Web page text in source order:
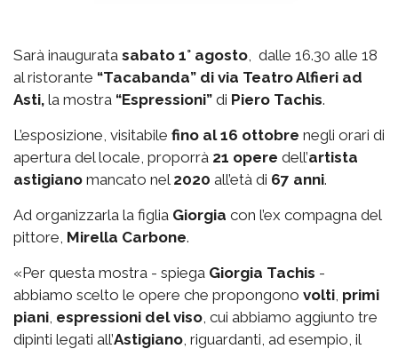
Sarà inaugurata sabato 1° agosto , dalle 16.30 alle 18
al ristorante “Tacabanda” di via Teatro Alfieri ad
Asti, la mostra “Espressioni” di Piero Tachis.
L’esposizione, visitabile fino al 16 ottobre negli orari di
apertura del locale, proporrà 21 opere dell’artista
astigiano mancato nel 2020 all’età di 67 anni.
Ad organizzarla la figlia Giorgia con l’ex compagna del
pittore, Mirella Carbone.
«Per questa mostra - spiega Giorgia Tachis -
abbiamo scelto le opere che propongono volti primi
piani espressioni del viso , cui abbiamo aggiunto tre
dipinti legati all’Astigiano , riguardanti, ad esempio, il